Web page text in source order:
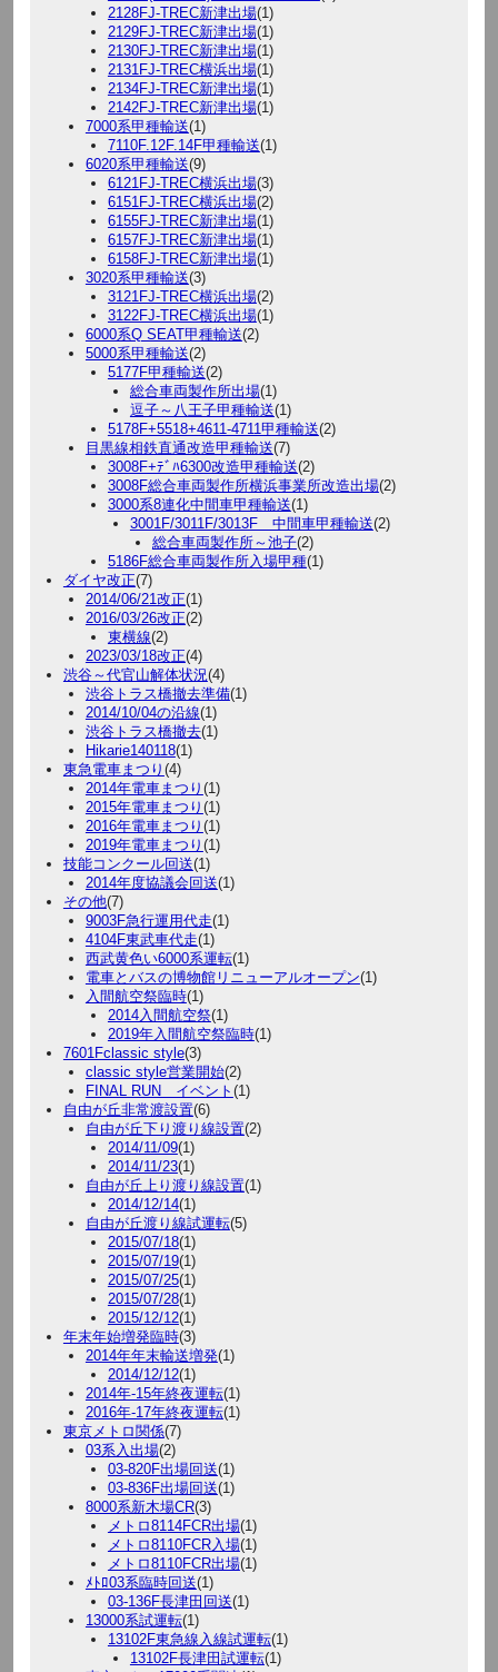
2128FJ-TREC新津出場(1)
2129FJ-TREC新津出場(1)
2130FJ-TREC新津出場(1)
2131FJ-TREC横浜出場(1)
2134FJ-TREC新津出場(1)
2142FJ-TREC新津出場(1)
7000系甲種輸送(1)
7110F.12F.14F甲種輸送(1)
6020系甲種輸送(9)
6121FJ-TREC横浜出場(3)
6151FJ-TREC横浜出場(2)
6155FJ-TREC新津出場(1)
6157FJ-TREC新津出場(1)
6158FJ-TREC新津出場(1)
3020系甲種輸送(3)
3121FJ-TREC横浜出場(2)
3122FJ-TREC横浜出場(1)
6000系Q SEAT甲種輸送(2)
5000系甲種輸送(2)
5177F甲種輸送(2)
総合車両製作所出場(1)
逗子～八王子甲種輸送(1)
5178F+5518+4611-4711甲種輸送(2)
目黒線相鉄直通改造甲種輸送(7)
3008F+ﾃﾞﾊ6300改造甲種輸送(2)
3008F総合車両製作所横浜事業所改造出場(2)
3000系8連化中間車甲種輸送(1)
3001F/3011F/3013F 中間車甲種輸送(2)
総合車両製作所～池子(2)
5186F総合車両製作所入場甲種(1)
ダイヤ改正(7)
2014/06/21改正(1)
2016/03/26改正(2)
東横線(2)
2023/03/18改正(4)
渋谷～代官山解体状況(4)
渋谷トラス橋撤去準備(1)
2014/10/04の沿線(1)
渋谷トラス橋撤去(1)
Hikarie140118(1)
東急電車まつり (4)
2014年電車まつり (1)
2015年電車まつり (1)
2016年電車まつり (1)
2019年電車まつり (1)
技能コンクール回送(1)
2014年度協議会回送(1)
その他(7)
9003F急行運用代走(1)
4104F東武車代走(1)
西武黄色い6000系運転(1)
電車とバスの博物館リニューアルオープン(1)
入間航空祭臨時(1)
2014入間航空祭(1)
2019年入間航空祭臨時(1)
7601Fclassic style(3)
classic style営業開始(2)
FINAL RUN イベント (1)
自由が丘非常渡設置(6)
自由が丘下り渡り線設置(2)
2014/11/09(1)
2014/11/23(1)
自由が丘上り渡り線設置(1)
2014/12/14(1)
自由が丘渡り線試運転(5)
2015/07/18(1)
2015/07/19(1)
2015/07/25(1)
2015/07/28(1)
2015/12/12(1)
年末年始増発臨時(3)
2014年年末輸送増発(1)
2014/12/12(1)
2014年-15年終夜運転(1)
2016年-17年終夜運転(1)
東京メトロ関係(7)
03系入出場(2)
03-820F出場回送(1)
03-836F出場回送(1)
8000系新木場CR(3)
メトロ8114FCR出場(1)
メトロ8110FCR入場(1)
メトロ8110FCR出場(1)
ﾒﾄﾛ03系臨時回送(1)
03-136F長津田回送(1)
13000系試運転(1)
13102F東急線入線試運転(1)
13102F長津田試運転(1)